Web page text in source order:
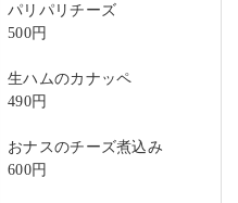
パリパリチーズ
500円
生ハムのカナッペ
490円
おナスのチーズ煮込み
600円